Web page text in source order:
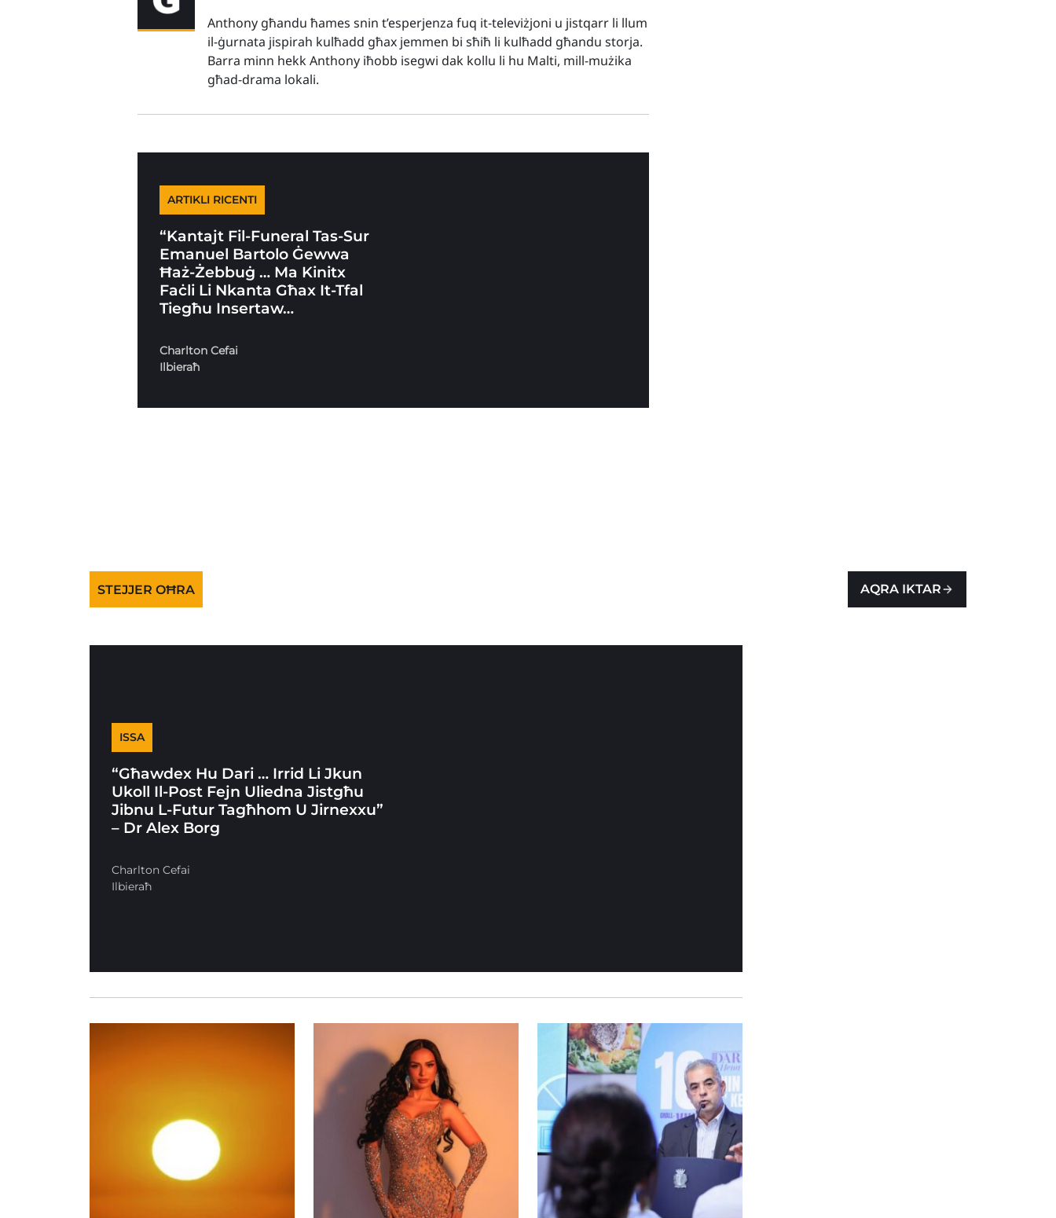
Anthony għandu ħames snin t’esperjenza fuq it-televiżjoni u jistqarr li llum
il-ġurnata jispirah kulħadd għax jemmen bi sħiħ li kulħadd għandu storja.
Barra minn hekk Anthony iħobb isegwi dak kollu li hu Malti, mill-mużika
għad-drama lokali.
ARTIKLI RICENTI
“Kantajt Fil-Funeral Tas-Sur
Emanuel Bartolo Ġewwa
Ħaż-Żebbuġ … Ma Kinitx
Faċli Li Nkanta Għax It-Tfal
Tiegħu Insertaw…
Charlton Cefai
Ilbieraħ
STEJJER OĦRA AQRA IKTAR
ISSA
“Għawdex Hu Dari … Irrid Li Jkun
Ukoll Il-Post Fejn Uliedna Jistgħu
Jibnu L-Futur Tagħhom U Jirnexxu”
– Dr Alex Borg
Charlton Cefai
Ilbieraħ